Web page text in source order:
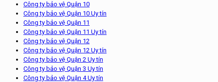
Công ty bảo vệ Quận 10
Công ty bảo vệ Quận 10 Uy tín
Công ty bảo vệ Quận 11
Công ty bảo vệ Quận 11 Uy tín
Công ty bảo vệ Quận 12
Công ty bảo vệ Quận 12 Uy tín
Công ty bảo vệ Quận 2 Uy tín
Công ty bảo vệ Quận 3 Uy tín
Công ty bảo vệ Quận 4 Uy tín